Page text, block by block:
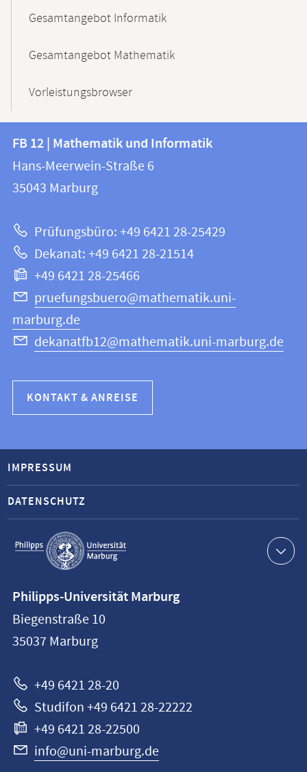
Gesamtangebot Informatik
Gesamtangebot Mathematik
Vorleistungsbrowser
Kontakt
und
Informationen
Website
FB
12
|
und
Informatik
FB 12 | Mathematik und Informatik
Hans-Meerwein-Straße 6
35043 Marburg
Prüfungsbüro: +49 6421 28-25429
Dekanat: +49 6421 28-21514
+49 6421 28-25466
pruefungsbuero@mathematik.uni-
marburg.de
dekanatfb12@mathematik.uni-marburg.de
KONTAKT & ANREISE
Service-
Navigation
IMPRESSUM
DATENSCHUTZ
Philipps-
Universität
Marburg
Philipps-Universität Marburg
Biegenstraße 10
35037 Marburg
+49 6421 28-20
Studifon +49 6421 28-22222
+49 6421 28-22500
info@uni-marburg.de